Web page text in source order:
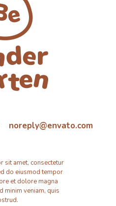
noreply@envato.com
sit amet, consectetur
do eiusmod tempor
et dolore magna
minim veniam, quis